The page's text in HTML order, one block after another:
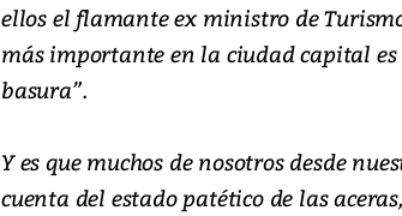
ellos el flamante ex ministro de
más importante en la ciudad capital
basura”.
Y es que muchos de nosotros desde
cuenta del estado patético de las